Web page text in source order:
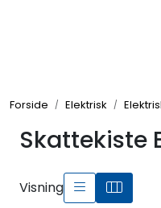
Forside Elektrisk
Skattekiste
Visning